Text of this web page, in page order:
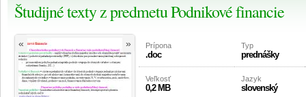
Študijné texty z predmetu Podnikové financie
« » Prípona
.doc
Typ
prednášky
Veľkosť
0,2 MB
Jazyk
slovenský